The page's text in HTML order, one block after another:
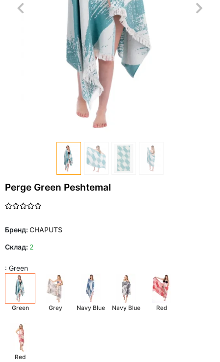
Perge Green Peshtemal
Бренд: CHAPUTS
Склад: 2
: Green
Green Grey Navy Blue Navy Blue Red
Red